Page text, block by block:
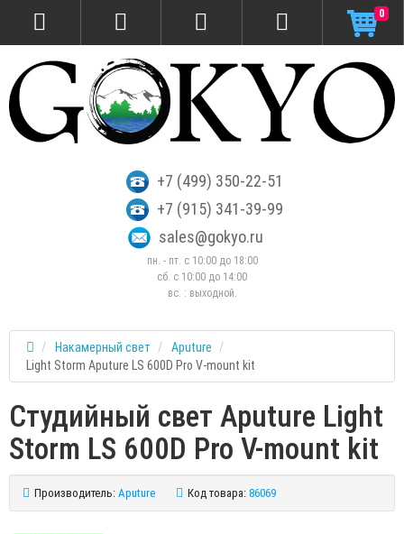
+7 (499) 350-22-51
+7 (915) 341-39-99
sales@gokyo.ru
пн. - пт. с 10:00 до 18:00
сб. c 10:00 до 14:00
вс. : выходной.
0
Накамерный свет
Aputure
Light Storm Aputure LS 600D Pro V-mount kit
Студийный свет Aputure Light
Storm LS 600D Pro V-mount kit
Производитель: Aputure Код товара: 86069